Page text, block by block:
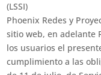
(LSSI)
Phoenix Redes y
sitio web, en adelante
los usuarios el
cumplimiento a las